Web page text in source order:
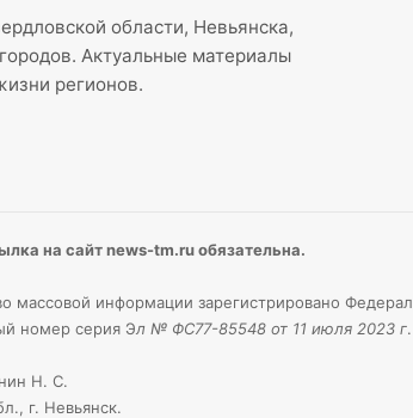
области, Невьянска,
Актуальные материалы
регионов.
на сайт news-tm.ru обязательна.
массовой информации зарегистрировано
номер серия Эл № ФС77-85548 от 11 июля 2023 г.
Н. С.
г. Невьянск.